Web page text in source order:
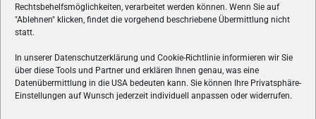
Rechtsbehelfsmöglichkeiten, verarbeitet werden können. Wenn Sie auf
"Ablehnen" klicken, findet die vorgehend beschriebene Übermittlung nicht
statt.
In unserer Datenschutzerklärung und Cookie-Richtlinie informieren wir Sie
über diese Tools und Partner und erklären Ihnen genau, was eine
Datenübermittlung in die USA bedeuten kann. Sie können Ihre Privatsphäre-
Einstellungen auf Wunsch jederzeit individuell anpassen oder widerrufen.
Hardware und aus der Welt des e-Sport's.
FOLGE UNS